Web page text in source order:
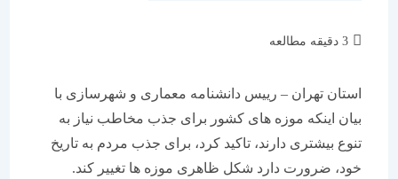
استان تهران – رییس دانشنامه معماری و شهرسازی با
بیان اینكه موزه های كشور برای جذب مخاطب نیاز به
تنوع بیشتری دارند، تاكید كرد، برای جذب مردم به تاریخ
خود، ضرورت دارد شكل ظاهری موزه ها تغییر كند.